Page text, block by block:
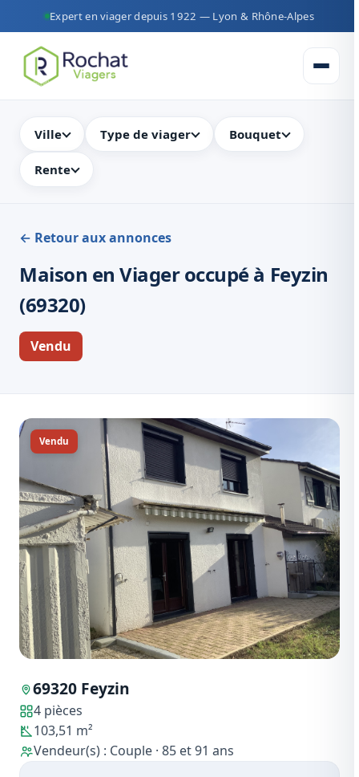
Expert en viager depuis 1922 — Lyon & Rhône-Alpes
Ouvrir
Ville Type de viager Bouquet
Rente
← Retour aux annonces
Maison en Viager occupé à Feyzin
(69320)
Vendu
Vendu
69320 Feyzin
4 pièces
103,51 m²
Vendeur(s) : Couple · 85 et 91 ans